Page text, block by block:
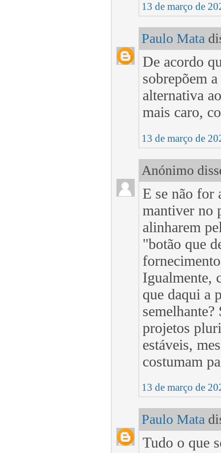
13 de março de
Paulo Mata
De acordo
sobrepõem
alternativa
mais caro,
13 de março de
Anónimo
E se não for
mantiver no
alinharem
"botão que
Igualmente,
que daqui a
projetos
estáveis,
costumam
13 de março de
Paulo Mata
Tudo o que